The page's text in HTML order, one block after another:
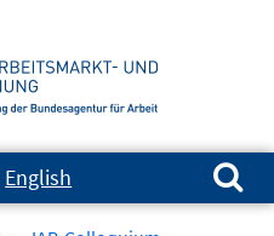
English
Suchen nach: